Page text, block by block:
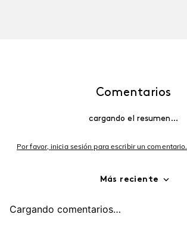
Comentarios
cargando el resumen…
Por favor, inicia sesión para escribir un comentario.
Más reciente
Cargando comentarios…